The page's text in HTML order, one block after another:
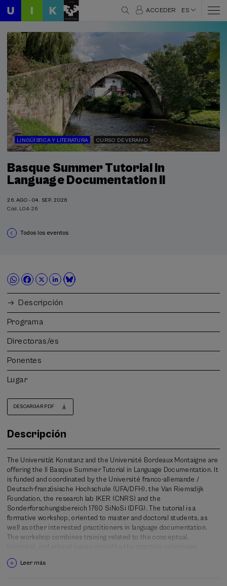
ACCEDER ES
LINGÜÍSTICA Y LITERATURA CURSO DE VERANO
Basque Summer Tutorial in
Language Documentation II
26.AGO - 04. SEP, 2026
Cód. L04-26
Todos los eventos
Descripción
Programa
Directoras/es
Ponentes
Lugar
DESCARGAR PDF
Descripción
The Universität Konstanz and the Université Bordeaux Montaigne are
offering the II Basque Summer Tutorial in Language Documentation. It
is funded and coordinated by the Université franco-allemande /
Deutsch-französische Hochschule (UFA/DFH), the Van Riemsdijk
Foundation, the research lab IKER (CNRS) and the
Sonderforschungsbereich 1760 SiNoSi (DFG). The tutorial is a
formative workshop, oriented to master and doctoral students, as
well as other interested practitioners in language documentation.
The workshop combines training related to the conceptual,
documentation, specific courses on the Basque language, and actual
fieldwork in-situ. It includes a hands-on training in ELAN, Praat and
Leer más